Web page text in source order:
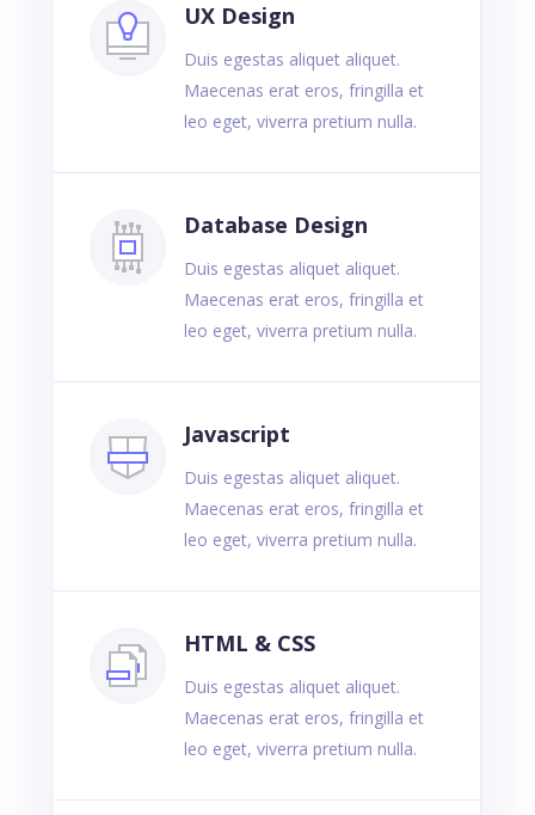
UX Design
Duis egestas aliquet aliquet.
Maecenas erat eros, fringilla et
leo eget, viverra pretium nulla.
Database Design
Duis egestas aliquet aliquet.
Maecenas erat eros, fringilla et
leo eget, viverra pretium nulla.
Javascript
Duis egestas aliquet aliquet.
Maecenas erat eros, fringilla et
leo eget, viverra pretium nulla.
HTML & CSS
Duis egestas aliquet aliquet.
Maecenas erat eros, fringilla et
leo eget, viverra pretium nulla.